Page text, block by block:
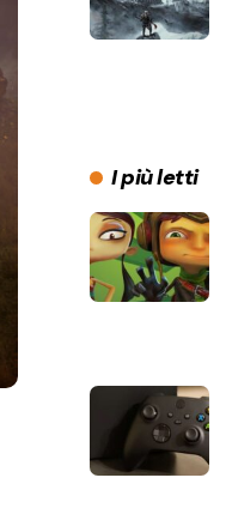
I più letti